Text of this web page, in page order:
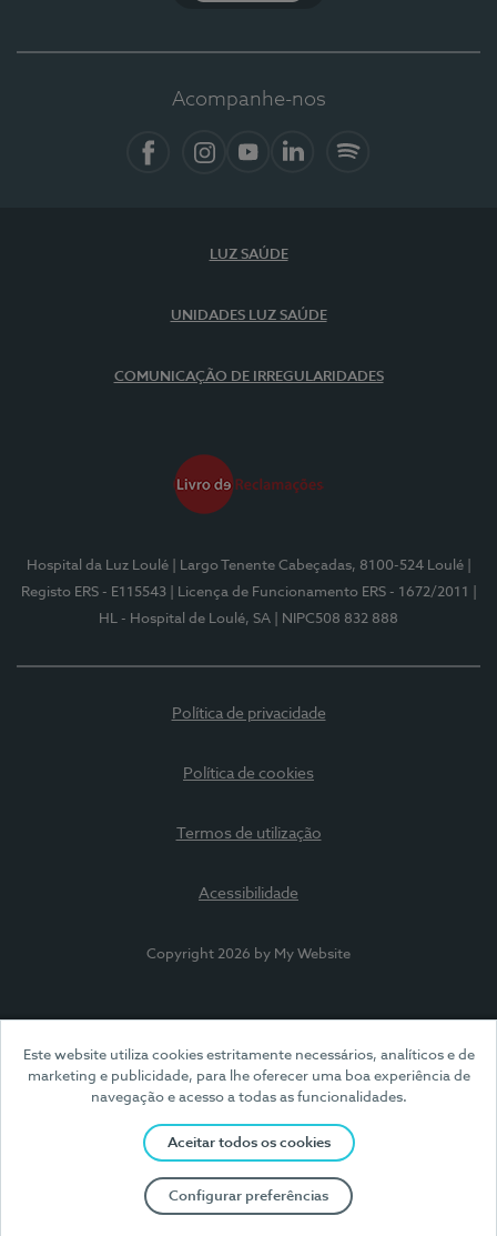
Este website utiliza cookies estritamente necessários, analíticos e de
marketing e publicidade, para lhe oferecer uma boa experiência de
navegação e acesso a todas as funcionalidades.
Aceitar todos os cookies
Configurar preferências
Acompanhe-nos
LUZ SAÚDE
UNIDADES LUZ SAÚDE
COMUNICAÇÃO DE IRREGULARIDADES
Hospital da Luz Loulé | Largo Tenente Cabeçadas, 8100-524 Loulé
Registo ERS - E115543
| Licença de Funcionamento ERS - 1672/2011
HL - Hospital de Loulé, SA
| NIPC508 832 888
Política de privacidade
Política de cookies
Termos de utilização
Acessibilidade
Copyright 2026 by My Website